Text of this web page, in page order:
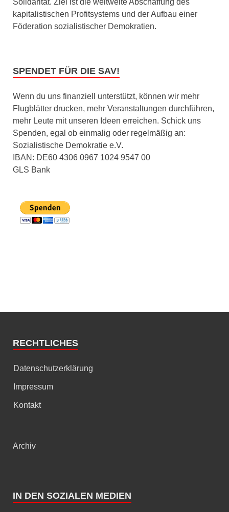
kapitalistischen Profitsystems und der Aufbau einer
Föderation sozialistischer Demokratien.
SPENDET FÜR DIE SAV!
Wenn du uns finanziell unterstützt, können wir mehr
Flugblätter drucken, mehr Veranstaltungen durchführen,
mehr Leute mit unseren Ideen erreichen. Schick uns
Spenden, egal ob einmalig oder regelmäßig an:
Sozialistische Demokratie e.V.
IBAN: DE60 4306 0967 1024 9547 00
GLS Bank
RECHTLICHES
Datenschutzerklärung
Impressum
Kontakt
Archiv
IN DEN SOZIALEN MEDIEN